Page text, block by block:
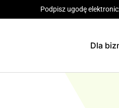
Podpisz ugodę
Dla